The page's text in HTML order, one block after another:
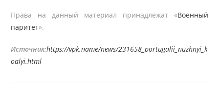
Права на данный материал принадлежат «Военный
паритет».
Источник:https://vpk.name/news/231658_portugalii_nuzhnyi_k
oalyi.html